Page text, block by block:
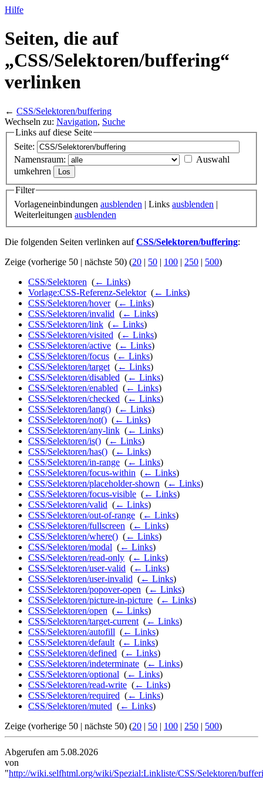
Hilfe
Seiten, die auf
„CSS/Selektoren/buffering“
verlinken
← CSS/Selektoren/buffering
Wechseln zu: Navigation, Suche
Links auf diese Seite
Seite:
Namensraum:
Auswahl
umkehren
Filter
Vorlageneinbindungen ausblenden | Links ausblenden |
Weiterleitungen ausblenden
Die folgenden Seiten verlinken aufCSS/Selektoren/buffering:
Zeige (vorherige 50 | nächste 50) (20 | 50 | 100 | 250 | 500)
CSS/Selektoren (← Links)
Vorlage:CSS-Referenz-Selektor‎ (← Links)
CSS/Selektoren/hover‎ (← Links)
CSS/Selektoren/invalid (← Links)
CSS/Selektoren/link (← Links)
CSS/Selektoren/visited (← Links)
CSS/Selektoren/active (← Links)
CSS/Selektoren/focus (← Links)
CSS/Selektoren/target (← Links)
CSS/Selektoren/disabled (← Links)
CSS/Selektoren/enabled (← Links)
CSS/Selektoren/checked (← Links)
CSS/Selektoren/lang() (← Links)
CSS/Selektoren/not() (← Links)
CSS/Selektoren/any-link (← Links)
CSS/Selektoren/is() (← Links)
CSS/Selektoren/has() (← Links)
CSS/Selektoren/in-range (← Links)
CSS/Selektoren/focus-within (← Links)
CSS/Selektoren/placeholder-shown (← Links)
CSS/Selektoren/focus-visible (← Links)
CSS/Selektoren/valid (← Links)
CSS/Selektoren/out-of-range (← Links)
CSS/Selektoren/fullscreen (← Links)
CSS/Selektoren/where() (← Links)
CSS/Selektoren/modal (← Links)
CSS/Selektoren/read-only (← Links)
CSS/Selektoren/user-valid (← Links)
CSS/Selektoren/user-invalid (← Links)
CSS/Selektoren/popover-open (← Links)
CSS/Selektoren/picture-in-picture (← Links)
CSS/Selektoren/open (← Links)
CSS/Selektoren/target-current (← Links)
CSS/Selektoren/autofill (← Links)
CSS/Selektoren/default (← Links)
CSS/Selektoren/defined (← Links)
CSS/Selektoren/indeterminate (← Links)
CSS/Selektoren/optional (← Links)
CSS/Selektoren/read-write (← Links)
CSS/Selektoren/required (← Links)
CSS/Selektoren/muted (← Links)
Zeige (vorherige 50 | nächste 50) (20 | 50 | 100 | 250 | 500)
Abgerufen am 5.08.2026
von
"http://wiki.selfhtml.org/wiki/Spezial:Linkliste/CSS/Selektoren/